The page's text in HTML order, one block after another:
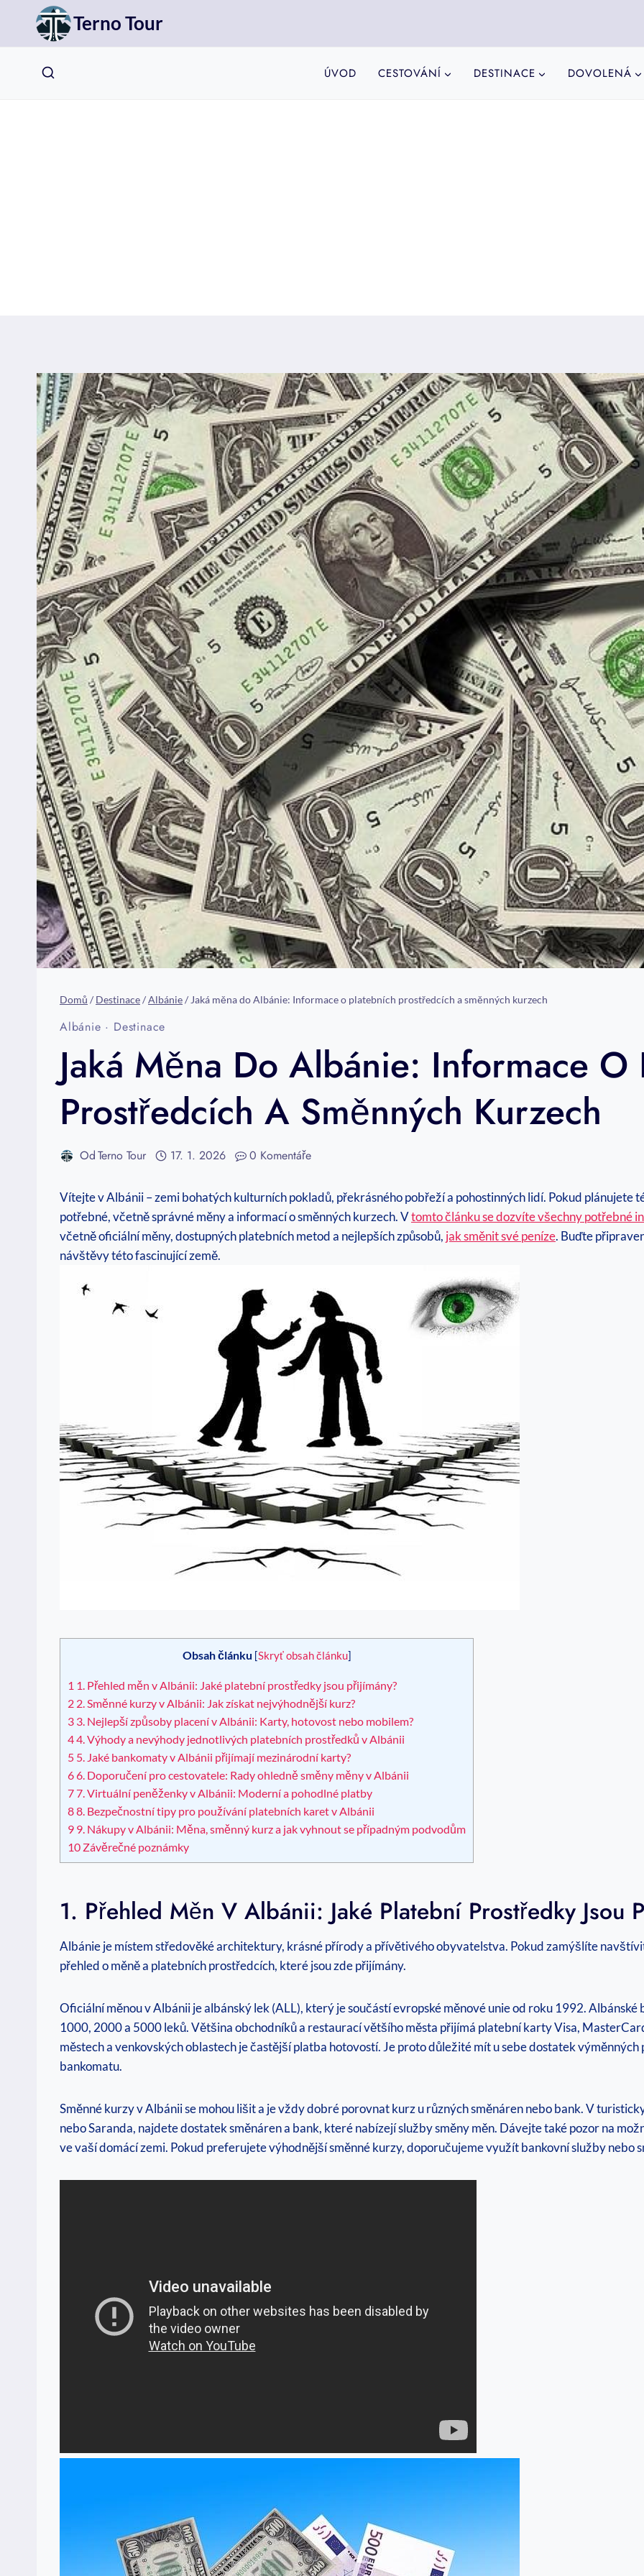
Přeskočit
obsah
Terno Tour
ÚVOD CESTOVÁNÍ DESTINACE DOVOLENÁ
Domů / Destinace/Albánie/ Jaká měna do Albánie: Informace o platebních prostředcích a směnných kurzech
Albánie · Destinace
Jaká Měna Do Albánie: Informace O
Prostředcích A Směnných Kurzech
OdTerno Tour 17. 1. 2026 0 Komentáře
Vítejte v ⁤Albánii – zemi bohatých kulturních pokladů, překrásného pobřeží a pohostinných lidí. Pokud
potřebné, včetně správné měny⁤ a informací o směnných kurzech. Vtomto článku se dozvíte všechny potřebné
včetně oficiální měny, dostupných platebních metod ⁤a‌ nejlepších způsobů,‌ jak směnit své peníze.⁣ Buďte
návštěvy této ⁤fascinující země.
Obsah článku [Skryť obsah článku]
1 1. Přehled měn v Albánii: ⁤Jaké platební prostředky ⁢jsou přijímány?
2 2. Směnné kurzy​ v‍ Albánii: Jak získat nejvýhodnější kurz?
3 3.⁤ Nejlepší způsoby placení‍ v Albánii: Karty, hotovost nebo mobilem?
44. Výhody a nevýhody jednotlivých platebních‌ prostředků v Albánii
5 5. Jaké‍ bankomaty v Albánii přijímají‌ mezinárodní karty?
66. Doporučení pro cestovatele: Rady ohledně směny měny v⁤ Albánii
77. Virtuální peněženky ‌v Albánii: ​Moderní a pohodlné‌ platby
88.‍ Bezpečnostní tipy pro⁢ používání‍ platebních⁣ karet v Albánii
9 9. Nákupy v ⁤Albánii: Měna, směnný kurz a jak vyhnout ‍se​ případným ⁤podvodům
10 Závěrečné poznámky
1. Přehled Měn V Albánii: ⁤Jaké Platební Prostředky ⁢jsou
Albánie je⁢ místem středověké architektury, krásné⁣ přírody ‌a přívětivého obyvatelstva.⁢ Pokud zamýšlíte
přehled⁢ o měně a platebních prostředcích, které jsou zde přijímány.
Oficiální ⁢měnou v Albánii je albánský lek (ALL),‍ který je součástí evropské měnové unie od roku 1992.⁣
‌1000, 2000 a ‍5000‍ leků. Většina obchodníků a restaurací většího města přijímá⁣ platební karty ‍Visa,
městech a‌ venkovských ⁤oblastech je častější platba hotovostí. Je⁢ proto důležité mít u sebe dostatek
bankomatu.‍
Směnné kurzy v ⁢Albánii se mohou⁢ lišit a je vždy dobré porovnat⁢ kurz u různých směnáren⁢ nebo bank. V
nebo ⁣Saranda, najdete​ dostatek směnáren a bank,⁤ které nabízejí služby⁤ směny měn.‌ Dávejte‍ také pozor na
ve vaší ‌domácí zemi.‌ Pokud preferujete výhodnější směnné⁤ kurzy, doporučujeme využít⁢ bankovní služby nebo